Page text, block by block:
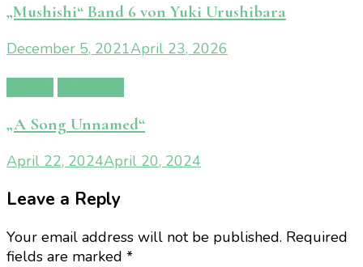
„Mushishi“ Band 6 von Yuki Urushibara
December 5, 2021April 23, 2026
„A Song Unnamed“
April 22, 2024April 20, 2024
Leave a Reply
Your email address will not be published. Required
fields are marked *